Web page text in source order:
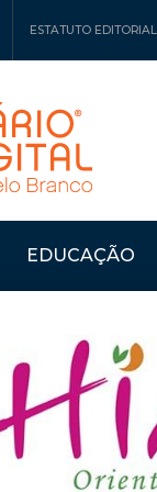
ESTATUTO EDITORIAL
EDUCAÇÃO